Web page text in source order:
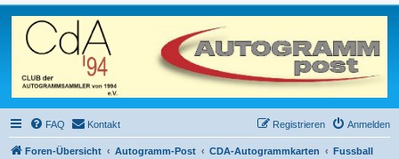
FAQ Kontakt Anmelden
Registrieren
Foren-Übersicht Autogramm-Post CDA-Autogrammkarten Fussball